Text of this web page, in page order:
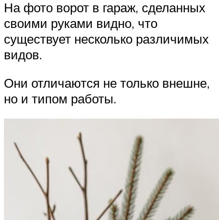
На фото ворот в гараж, сделанных
своими руками видно, что
существует несколько различимых
видов.
Они отличаются не только внешне,
но и типом работы.